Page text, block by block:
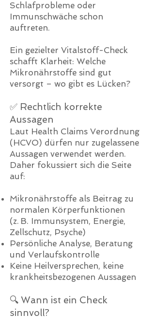
Schlafprobleme oder
Immunschwäche schon
auftreten.
Ein gezielter Vitalstoff-Check
schafft Klarheit: Welche
Mikronährstoffe sind gut
versorgt – wo gibt es Lücken?
✅ Rechtlich korrekte
Aussagen
Laut Health Claims Verordnung
(HCVO) dürfen nur zugelassene
Aussagen verwendet werden.
Daher fokussiert sich die Seite
auf:
Mikronährstoffe als Beitrag zu
normalen Körperfunktionen
(z. B. Immunsystem, Energie,
Zellschutz, Psyche)
Persönliche Analyse, Beratung
und Verlaufskontrolle
Keine Heilversprechen, keine
krankheitsbezogenen Aussagen
🔍 Wann ist ein Check
sinnvoll?